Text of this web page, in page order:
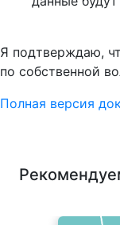
Я подтверждаю,
по собственной
Полная версия